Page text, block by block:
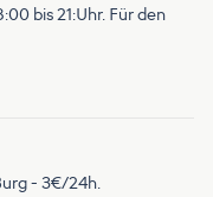
bis 21:Uhr. Für den
- 3€/24h.